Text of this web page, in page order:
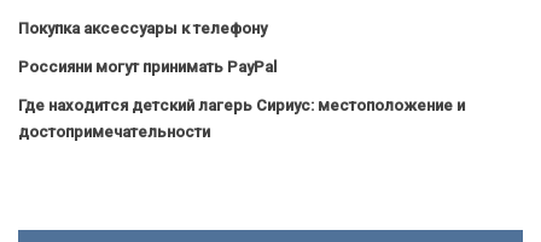
Покупка аксессуары к телефону
Россияни могут принимать PayPal
Где находится детский лагерь Сириус: местоположение и
достопримечательности